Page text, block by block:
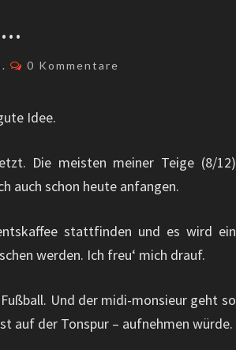
Kommentare
0 Kommentare
Idee.
Die meisten meiner Teige (8/12)
auch schon heute anfangen.
stattfinden und es wird ein
werden. Ich freu‘ mich drauf.
Und der midi-monsieur geht so
auf der Tonspur – aufnehmen würde.